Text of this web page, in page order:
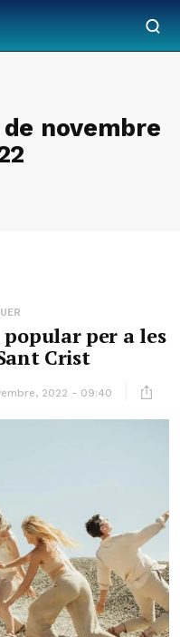
de novembre
per a les
Crist
2022 - 09:40